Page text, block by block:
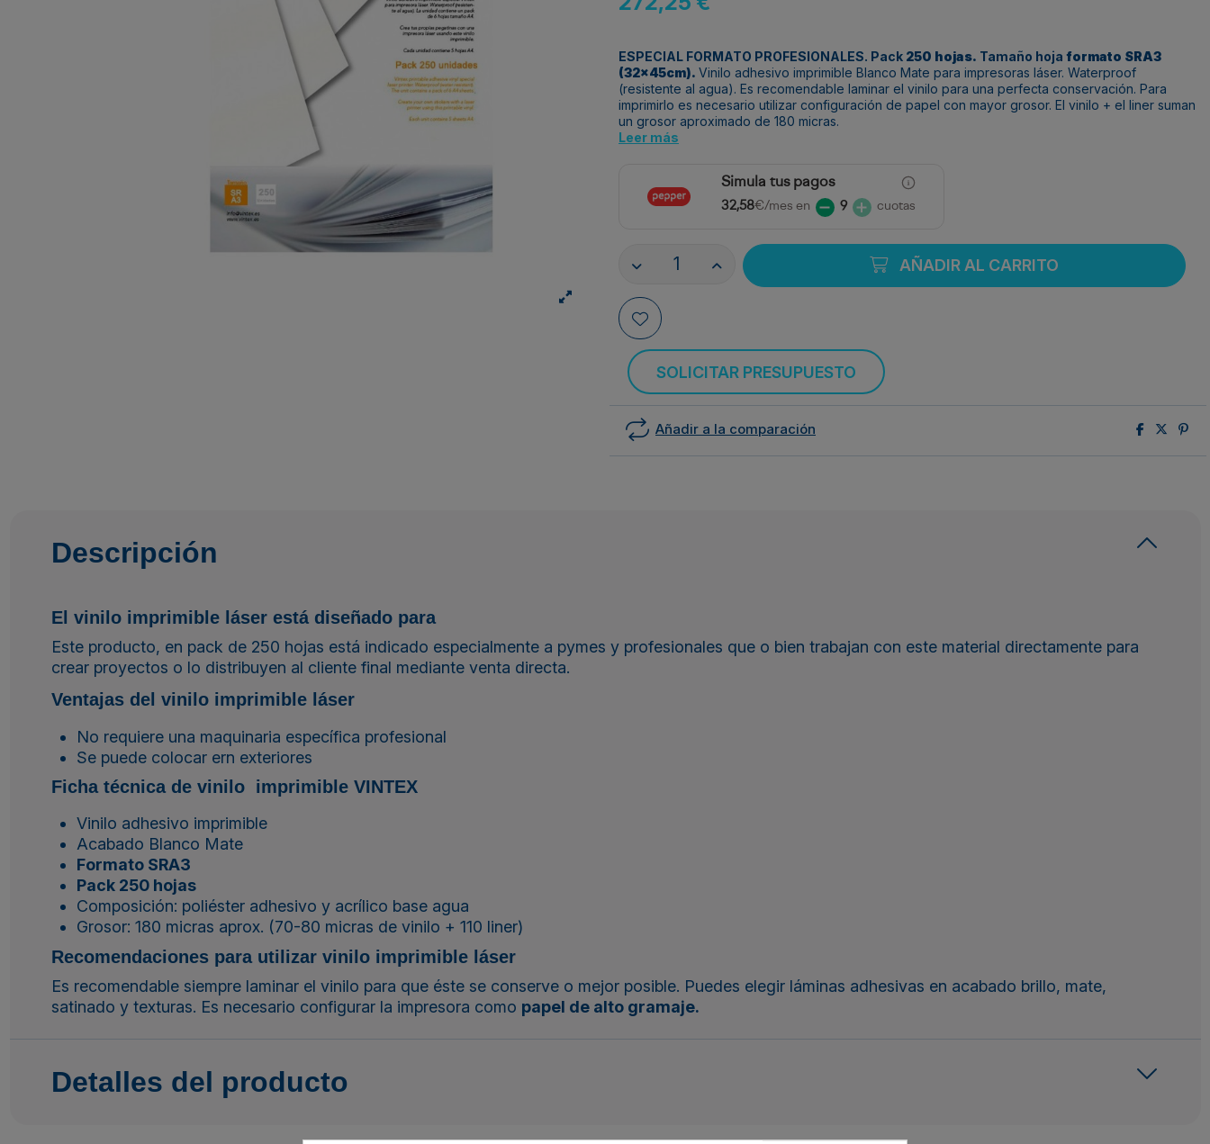
ESPECIAL FORMATO PROFESIONALES. Pack 250 hojas. Tamaño hoja formato SRA3
(32x45cm). Vinilo adhesivo imprimible Blanco Mate para impresoras láser. Waterproof
(resistente al agua). Es recomendable laminar el vinilo para una perfecta conservación. Para
imprimirlo es necesario utilizar configuración de papel con mayor grosor. El vinilo + el liner suman
un grosor aproximado de 180 micras.
Leer más
Simula tus pagos
32,58€/mes en 9 cuotas
AÑADIR AL CARRITO
SOLICITAR PRESUPUESTO
Añadir a la comparación
Descripción
El vinilo imprimible láser está diseñado para
Este producto, en pack de 250 hojas está indicado especialmente a pymes y profesionales que o bien trabajan con este material directamente para
crear proyectos o lo distribuyen al cliente final mediante venta directa.
Ventajas del vinilo imprimible láser
No requiere una maquinaria específica profesional
Se puede colocar ern exteriores
Ficha técnica de vinilo imprimible VINTEX
Vinilo adhesivo imprimible
Acabado Blanco Mate
Formato SRA3
Pack 250 hojas
Composición: poliéster adhesivo y acrílico base agua
Grosor: 180 micras aprox. (70-80 micras de vinilo + 110 liner)
Recomendaciones para utilizar vinilo imprimible láser
Es recomendable siempre laminar el vinilo para que éste se conserve o mejor posible. Puedes elegir láminas adhesivas en acabado brillo, mate,
satinado y texturas. Es necesario configurar la impresora como papel de alto gramaje.
Detalles del producto